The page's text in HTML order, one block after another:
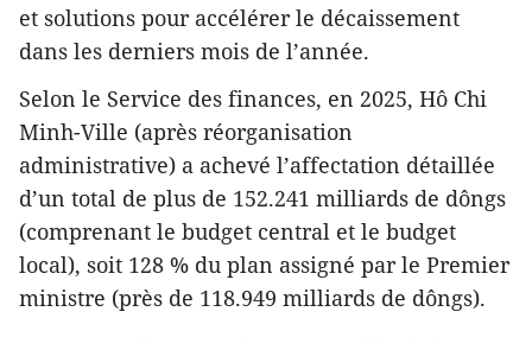
et solutions pour accélérer le décaissement
dans les derniers mois de l’année.
Selon le Service des finances, en 2025, Hô Chi
Minh-Ville (après réorganisation
administrative) a achevé l’affectation détaillée
d’un total de plus de 152.241 milliards de dôngs
(comprenant le budget central et le budget
local), soit 128 % du plan assigné par le Premier
ministre (près de 118.949 milliards de dôngs).